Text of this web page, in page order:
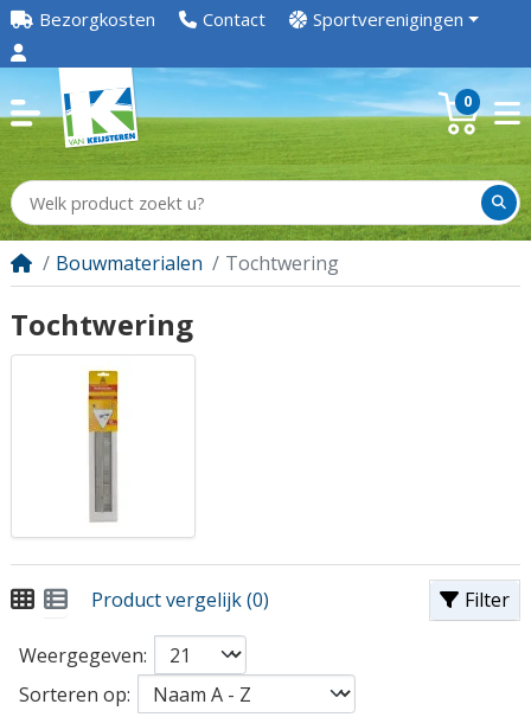
Bezorgkosten Contact Sportverenigingen
0
Bouwmaterialen Tochtwering
Tochtwering
Filter
Product vergelijk (0)
Weergegeven:
Sorteren op: